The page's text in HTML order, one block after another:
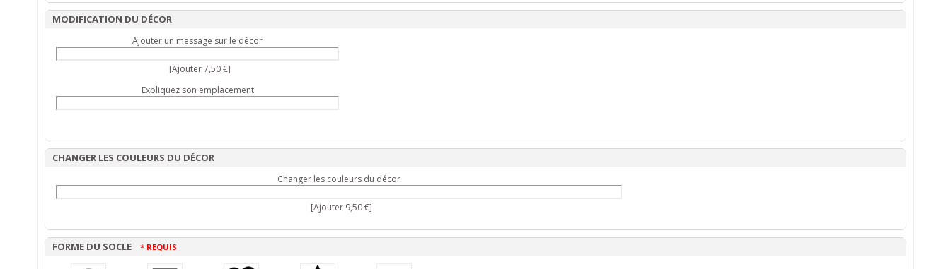
MODIFICATION DU DÉCOR
Ajouter un message sur le décor
[Ajouter 7,50 €]
Expliquez son emplacement
CHANGER LES COULEURS DU DÉCOR
Changer les couleurs du décor
[Ajouter 9,50 €]
FORME DU SOCLE * REQUIS